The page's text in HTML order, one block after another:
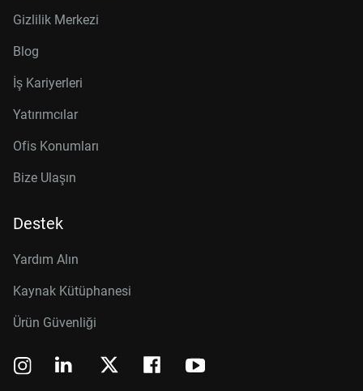
Gizlilik Merkezi
Blog
İş Kariyerleri
Yatırımcılar
Ofis Konumları
Bize Ulaşın
Destek
Yardım Alın
Kaynak Kütüphanesi
Ürün Güvenliği